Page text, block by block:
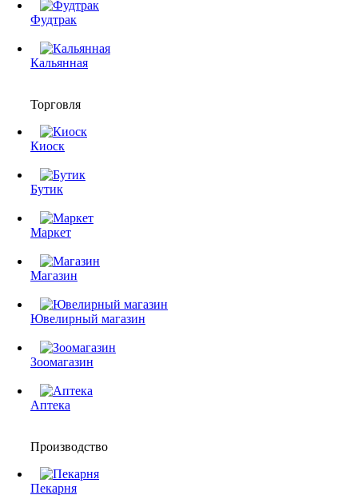
Фудтрак
Кальянная
Торговля
Киоск
Бутик
Маркет
Магазин
Ювелирный магазин
Зоомагазин
Аптека
Производство
Пекарня